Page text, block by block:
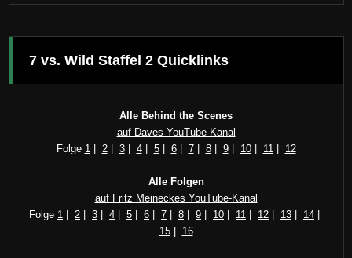
7 vs. Wild Staffel 2 Quicklinks
Alle Behind the Scenes
auf Daves YouTube-Kanal
Folge 1| 2| 3| 4| 5| 6| 7| 8| 9| 10| 11| 12
Alle Folgen
auf Fritz Meineckes YouTube-Kanal
Folge 1 2 3 4 5 6 7 8 9 10 11 12 13 14
15| 16